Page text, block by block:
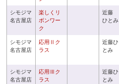
シモジマ
名古屋店
楽しくリ
ボンワー
ク
近藤
ひとみ
シモジマ
名古屋店
応用Ⅱク
ラス
近藤ひ
とみ
シモジマ
名古屋店
応用Ⅲク
ラス
近藤ひ
とみ